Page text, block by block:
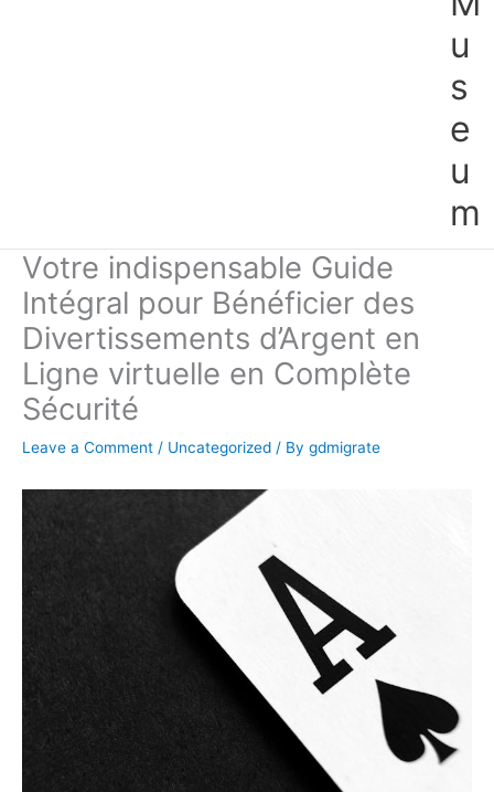
u
s
e
u
m
Votre indispensable Guide
Intégral pour Bénéficier des
Divertissements d’Argent en
Ligne virtuelle en Complète
Sécurité
Leave a Comment / Uncategorized / By gdmigrate